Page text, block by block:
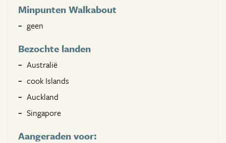
Minpunten Walkabout
geen
Bezochte landen
Australië
cook Islands
Auckland
Singapore
Aangeraden voor: